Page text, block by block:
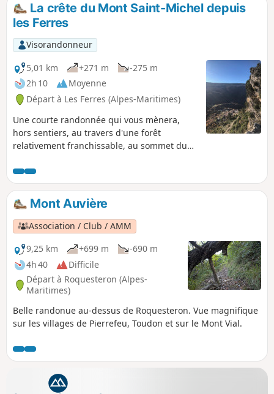
La crête du Mont Saint-Michel depuis
les Ferres
Visorandonneur
5,01 km
+271 m
-275 m
2h 10
Moyenne
Départ à Les Ferres (Alpes-Maritimes)
Une courte randonnée qui vous mènera,
hors sentiers, au travers d'une forêt
relativement franchissable, au sommet du
une très belle vue du village à la verticale. Le
sentier retour passe dans une zone facile,
boisée de châtaigniers Randonnée réservée
aux amateurs du hors sentiers.
Mont Auvière
Association / Club / AMM
9,25 km
+699 m
-690 m
4h 40
Difficile
Départ à Roquesteron (Alpes-
Maritimes)
Belle randonue au-dessus de Roquesteron. Vue magnifique
sur les villages de Pierrefeu, Toudon et sur le Mont Vial.